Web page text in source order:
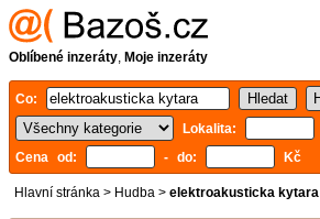
Oblíbené inzeráty, Moje inzeráty
Co:
Lokalita:
Cena od:
- do: Kč
Hlavní stránka > Hudba > elektroakusticka kytara